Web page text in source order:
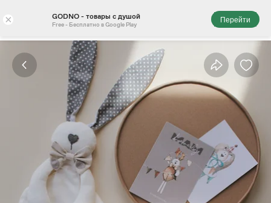
× GODNO - товары с душой
Free - Бесплатно в Google Play
Перейти